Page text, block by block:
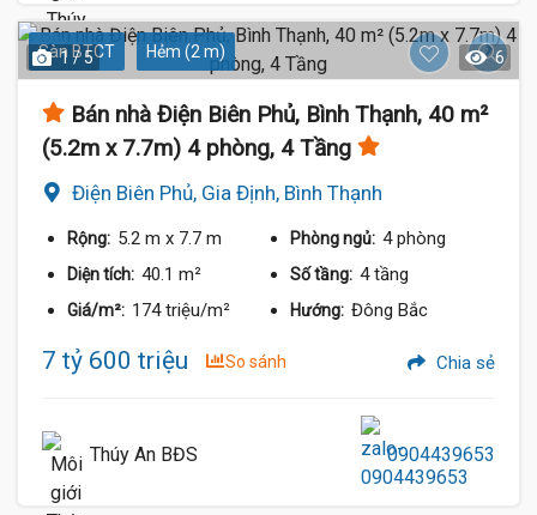
Sàn BTCT Hẻm (2 m)
1 / 5 6
Bán nhà Điện Biên Phủ, Bình Thạnh, 40 m²
(5.2m x 7.7m) 4 phòng, 4 Tầng
Điện Biên Phủ, Gia Định, Bình Thạnh
Rộng: 5.2 m x 7.7 m Phòng ngủ: 4 phòng
Diện tích: 40.1 m² Số tầng: 4 tầng
Giá/m²: 174 triệu/m² Hướng: Đông Bắc
7 tỷ 600 triệu So sánh Chia sẻ
Thúy An BĐS 0904439653